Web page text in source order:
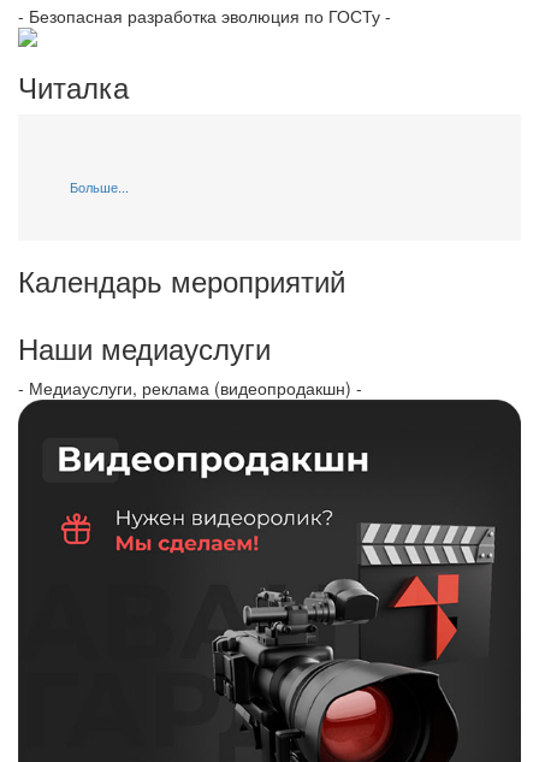
- Безопасная разработка эволюция по ГОСТу -
Читалка
Больше...
Календарь мероприятий
Наши медиауслуги
- Медиауслуги, реклама (видеопродакшн) -